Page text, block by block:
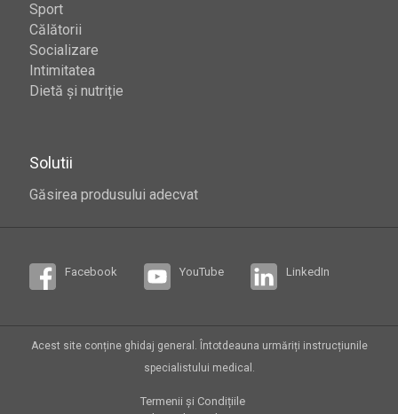
Sport
Călătorii
Socializare
Intimitatea
Dietă și nutriție
Solutii
Găsirea produsului adecvat
Facebook YouTube LinkedIn
Acest site conține ghidaj general. Întotdeauna urmăriți instrucțiunile
specialistului medical.
Termenii și Condițiile